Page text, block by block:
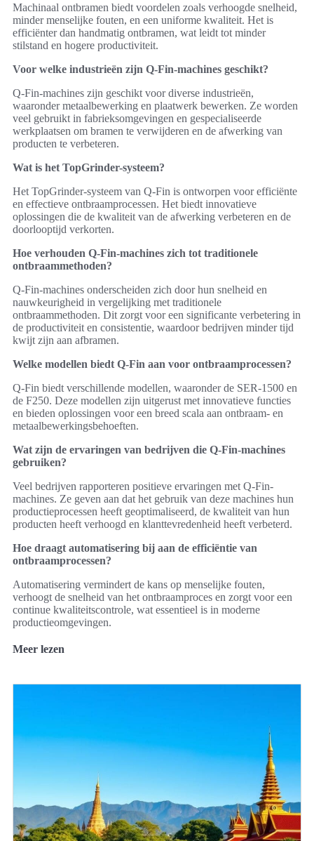
Machinaal ontbramen biedt voordelen zoals verhoogde snelheid,
minder menselijke fouten, en een uniforme kwaliteit. Het is
efficiënter dan handmatig ontbramen, wat leidt tot minder
stilstand en hogere productiviteit.
Voor welke industrieën zijn Q-Fin-machines geschikt?
Q-Fin-machines zijn geschikt voor diverse industrieën,
waaronder metaalbewerking en plaatwerk bewerken. Ze worden
veel gebruikt in fabrieksomgevingen en gespecialiseerde
werkplaatsen om bramen te verwijderen en de afwerking van
producten te verbeteren.
Wat is het TopGrinder-systeem?
Het TopGrinder-systeem van Q-Fin is ontworpen voor efficiënte
en effectieve ontbraamprocessen. Het biedt innovatieve
oplossingen die de kwaliteit van de afwerking verbeteren en de
doorlooptijd verkorten.
Hoe verhouden Q-Fin-machines zich tot traditionele
ontbraammethoden?
Q-Fin-machines onderscheiden zich door hun snelheid en
nauwkeurigheid in vergelijking met traditionele
ontbraammethoden. Dit zorgt voor een significante verbetering in
de productiviteit en consistentie, waardoor bedrijven minder tijd
kwijt zijn aan afbramen.
Welke modellen biedt Q-Fin aan voor ontbraamprocessen?
Q-Fin biedt verschillende modellen, waaronder de SER-1500 en
de F250. Deze modellen zijn uitgerust met innovatieve functies
en bieden oplossingen voor een breed scala aan ontbraam- en
metaalbewerkingsbehoeften.
Wat zijn de ervaringen van bedrijven die Q-Fin-machines
gebruiken?
Veel bedrijven rapporteren positieve ervaringen met Q-Fin-
machines. Ze geven aan dat het gebruik van deze machines hun
productieprocessen heeft geoptimaliseerd, de kwaliteit van hun
producten heeft verhoogd en klanttevredenheid heeft verbeterd.
Hoe draagt automatisering bij aan de efficiëntie van
ontbraamprocessen?
Automatisering vermindert de kans op menselijke fouten,
verhoogt de snelheid van het ontbraamproces en zorgt voor een
continue kwaliteitscontrole, wat essentieel is in moderne
productieomgevingen.
Meer lezen